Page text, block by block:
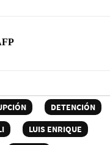
DETENCIÓN
LUIS ENRIQUE